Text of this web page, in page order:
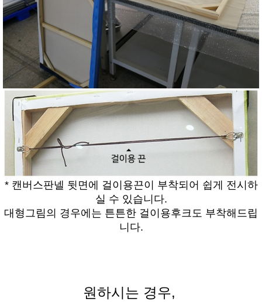
* 캔버스판넬 뒷면에 걸이용끈이 부착되어 쉽게 전시하
실 수 있습니다.
대형그림의 경우에는 튼튼한 걸이용후크도 부착해드립
니다.
원하시는 경우,